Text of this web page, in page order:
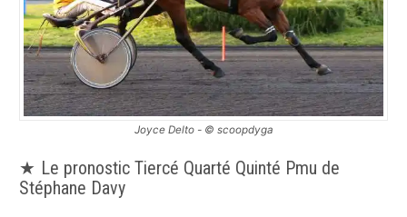
Joyce Delto - © scoopdyga
Le pronostic Tiercé Quarté Quinté Pmu de
Stéphane Davy